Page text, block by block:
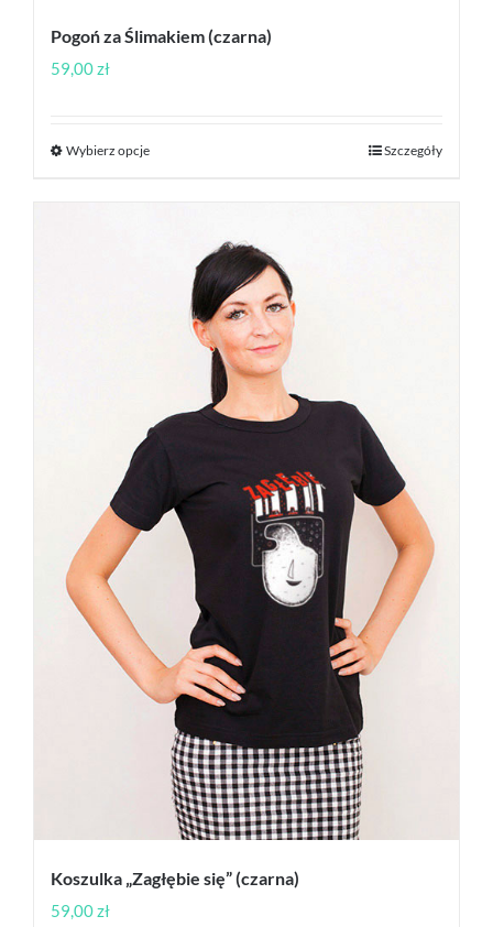
Pogoń za Ślimakiem (czarna)
59,00zł
Wybierz opcjeTen
wariantów.
Opcje
można
stronie
produktu
Szczegóły
Koszulka „Zagłębie się” (czarna)
59,00zł